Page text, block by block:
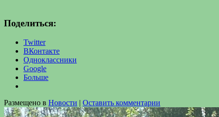
Поделиться:
Twitter
ВКонтакте
Одноклассники
Google
Больше
Размещено в Новости | Оставить комментарии